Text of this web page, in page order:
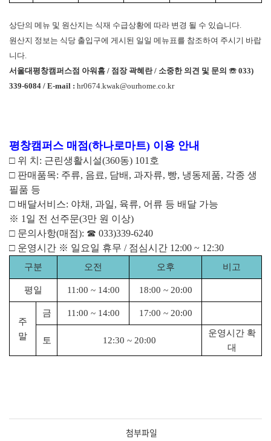
상단의 메뉴 및 원산지는 식재 수급상황에 따라 변경 될 수 있습니다.
원산지 정보는 식당 출입구에 게시된 일일 메뉴표를 참조하여 주시기 바랍
니다.
서울대평창캠퍼스점 아워홈 / 점장 곽혜란/ 소중한 의견 및 문의 ☏ 033)
339-6084 / E-mail : hr0674.kwak@ourhome.co.kr
평창캠퍼스 매점 (하나로마트) 이용 안내
□ 위 치 : 근린생활시설(360동) 101 호
□ 판매품목: 주류, 음료, 담배 , 과자류, 빵, 냉동제품, 각종 생
필품 등
□ 배달서비스: 야채 , 과일, 육류, 어류 등 배달 가능
※ 1 일 전 선주문(3만 원 이상)
□ 문의사항(매점): ☎ 033)339-6240
□ 운영시간 ※ 일요일 휴무 / 점심시간 12:00 ~ 12:30
구분 오전 오후 비고
평일 11:00 ~ 14:00 18:00 ~ 20:00
주
말
금 11:00 ~ 14:00 17:00 ~ 20:00
토 12:30 ~ 20:00
운영시간 확
대
첨부파일